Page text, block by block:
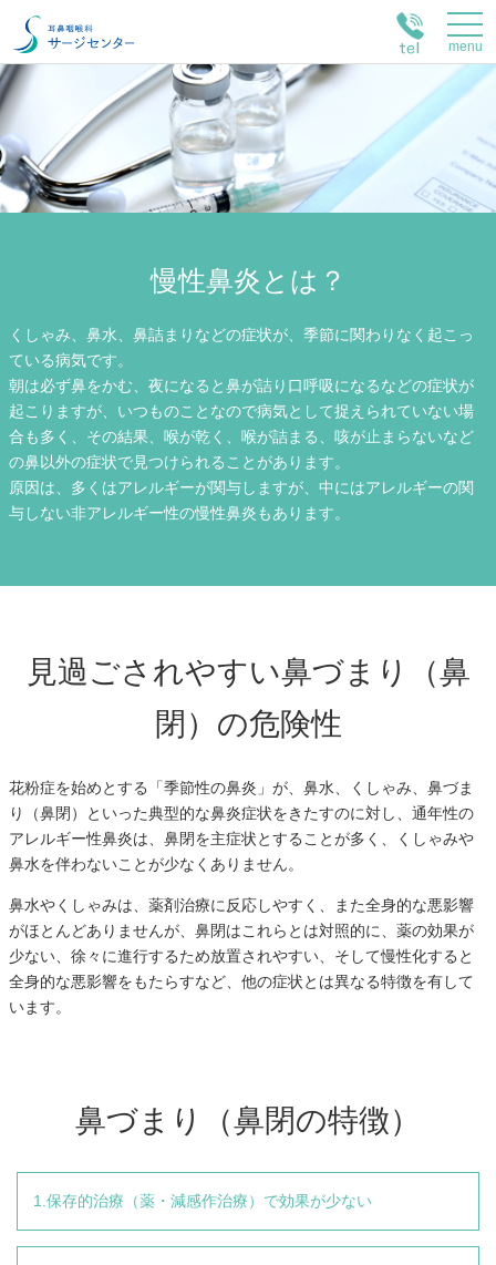
menu
慢性鼻炎とは？
くしゃみ、鼻水、鼻詰まりなどの症状が、季節に関わりなく起こっ
ている病気です。
朝は必ず鼻をかむ、夜になると鼻が詰り口呼吸になるなどの症状が
起こりますが、いつものことなので病気として捉えられていない場
合も多く、その結果、喉が乾く、喉が詰まる、咳が止まらないなど
の鼻以外の症状で見つけられることがあります。
原因は、多くはアレルギーが関与しますが、中にはアレルギーの関
与しない非アレルギー性の慢性鼻炎もあります。
見過ごされやすい鼻づまり（鼻
閉）の危険性
花粉症を始めとする「季節性の鼻炎」が、鼻水、くしゃみ、鼻づま
り（鼻閉）といった典型的な鼻炎症状をきたすのに対し、通年性の
アレルギー性鼻炎は、鼻閉を主症状とすることが多く、くしゃみや
鼻水を伴わないことが少なくありません。
鼻水やくしゃみは、薬剤治療に反応しやすく、また全身的な悪影響
がほとんどありませんが、鼻閉はこれらとは対照的に、薬の効果が
少ない、徐々に進行するため放置されやすい、そして慢性化すると
全身的な悪影響をもたらすなど、他の症状とは異なる特徴を有して
います。
鼻づまり（鼻閉の特徴）
1.保存的治療（薬・減感作治療）で効果が少ない